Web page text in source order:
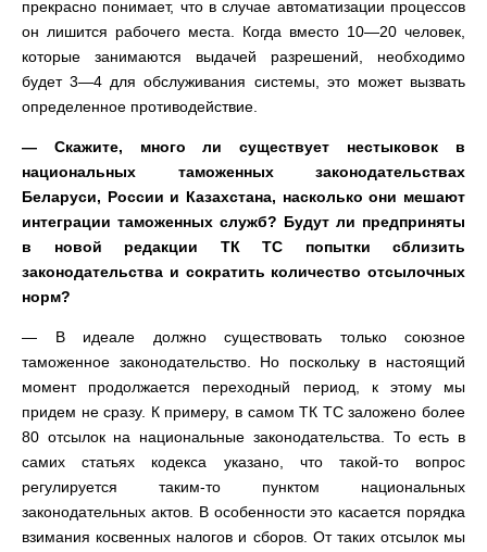
прекрасно понимает, что в случае автоматизации процессов
он лишится рабочего места. Когда вместо 10—20 человек,
которые занимаются выдачей разрешений, необходимо
будет 3—4 для обслуживания системы, это может вызвать
определенное противодействие.
— Скажите, много ли существует нестыковок в
национальных таможенных законодательствах
Беларуси, России и Казахстана, насколько они мешают
интеграции таможенных служб? Будут ли предприняты
в новой редакции ТК ТС попытки сблизить
законодательства и сократить количество отсылочных
норм?
— В идеале должно существовать только союзное
таможенное законодательство. Но поскольку в настоящий
момент продолжается переходный период, к этому мы
придем не сразу. К примеру, в самом ТК ТС заложено более
80 отсылок на национальные законодательства. То есть в
самих статьях кодекса указано, что такой-то вопрос
регулируется таким-то пунктом национальных
законодательных актов. В особенности это касается порядка
взимания косвенных налогов и сборов. От таких отсылок мы